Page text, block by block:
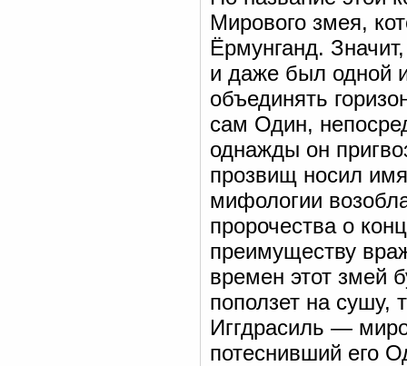
Мирового змея,
Ёрмунганд.
и даже был одной
объединять
сам Один,
однажды он
прозвищ носил
мифологии
пророчества о
преимуществу
времен этот змей
поползет на сушу,
Иггдрасиль —
потеснивший его